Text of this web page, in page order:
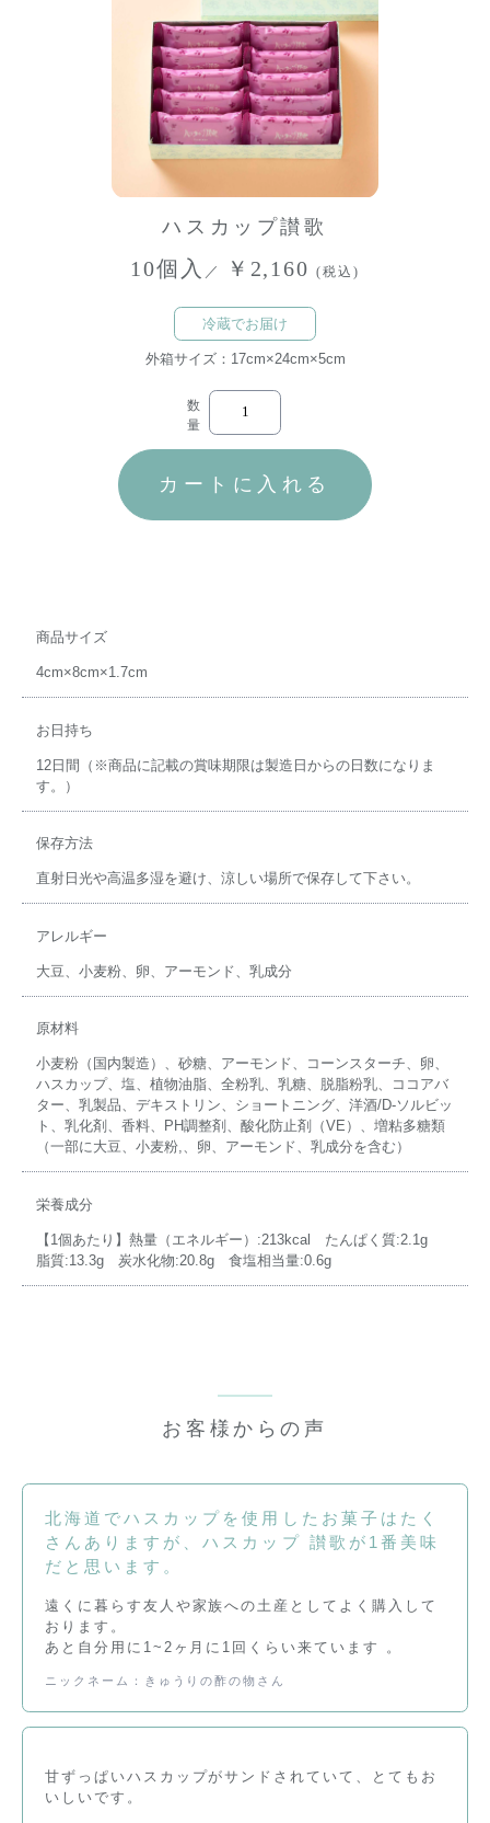
ハスカップ讃歌
10個入 ／ ￥2,160 (税込)
冷蔵でお届け
外箱サイズ：17cm×24cm×5cm
商品サイズ
4cm×8cm×1.7cm
お日持ち
12日間（※商品に記載の賞味期限は製造日からの日数になりま
す。）
保存方法
直射日光や高温多湿を避け、涼しい場所で保存して下さい。
アレルギー
大豆、小麦粉、卵、アーモンド、乳成分
原材料
小麦粉（国内製造）、砂糖、アーモンド、コーンスターチ、卵、
ハスカップ、塩、植物油脂、全粉乳、乳糖、脱脂粉乳、ココアバ
ター、乳製品、デキストリン、ショートニング、洋酒/D-ソルビッ
ト、乳化剤、香料、PH調整剤、酸化防止剤（VE）、増粘多糖類
（一部に大豆、小麦粉,、卵、アーモンド、乳成分を含む）
栄養成分
【1個あたり】熱量（エネルギー）:213kcal たんぱく質:2.1g
脂質:13.3g 炭水化物:20.8g 食塩相当量:0.6g
お客様からの声
北海道でハスカップを使用したお菓子はたく
さんありますが、ハスカップ 讃歌が1番美味
だと思います。
遠くに暮らす友人や家族への土産としてよく購入して
おります。
あと自分用に1~2ヶ月に1回くらい来ています 。
ニックネーム：きゅうりの酢の物さん
甘ずっぱいハスカップがサンドされていて、とてもお
いしいです。